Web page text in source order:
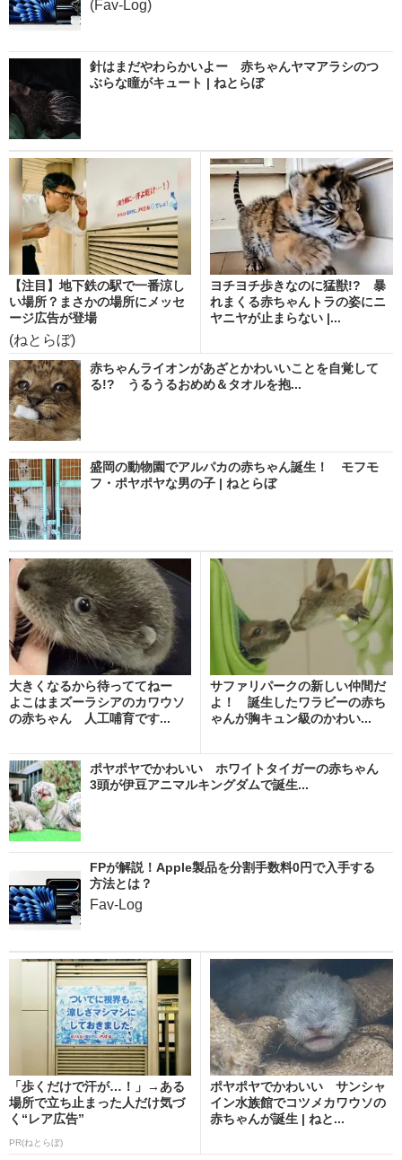
(Fav-Log)
針はまだやわらかいよー 赤ちゃんヤマアラシのつ
ぶらな瞳がキュート | ねとらぼ
【注目】地下鉄の駅で一番涼し
い場所？まさかの場所にメッセ
ージ広告が登場
(ねとらぼ)
ヨチヨチ歩きなのに猛獣!? 暴
れまくる赤ちゃんトラの姿にニ
ヤニヤが止まらない |...
赤ちゃんライオンがあざとかわいいことを自覚して
る!? うるうるおめめ＆タオルを抱...
盛岡の動物園でアルパカの赤ちゃん誕生！ モフモ
フ・ポヤポヤな男の子 | ねとらぼ
大きくなるから待っててねー
よこはまズーラシアのカワウソ
の赤ちゃん 人工哺育です...
サファリパークの新しい仲間だ
よ！ 誕生したワラビーの赤ち
ゃんが胸キュン級のかわい...
ポヤポヤでかわいい ホワイトタイガーの赤ちゃん
3頭が伊豆アニマルキングダムで誕生...
FPが解説！Apple製品を分割手数料0円で入手する
方法とは？
Fav-Log
「歩くだけで汗が…！」→ある
場所で立ち止まった人だけ気づ
く“レア広告”
PR(ねとらぼ)
ポヤポヤでかわいい サンシャ
イン水族館でコツメカワウソの
赤ちゃんが誕生 | ねと...